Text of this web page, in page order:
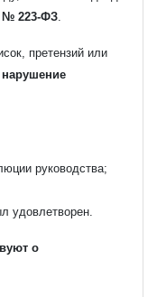
№ 223-ФЗ
претензий или
нарушение
руководства;
удовлетворен.
о